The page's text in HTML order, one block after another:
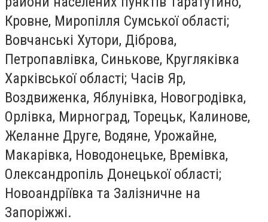
Кровне, Миропілля Сумської області;
Вовчанські Хутори, Діброва,
Петропавлівка, Синькове, Кругляківка
Харківської області; Часів Яр,
Воздвиженка, Яблунівка, Новогродівка,
Орлівка, Мирноград, Торецьк, Калинове,
Желанне Друге, Водяне, Урожайне,
Макарівка, Новодонецьке, Времівка,
Олександропіль Донецької області;
Новоандріївка та Залізничне на
Запоріжжі.